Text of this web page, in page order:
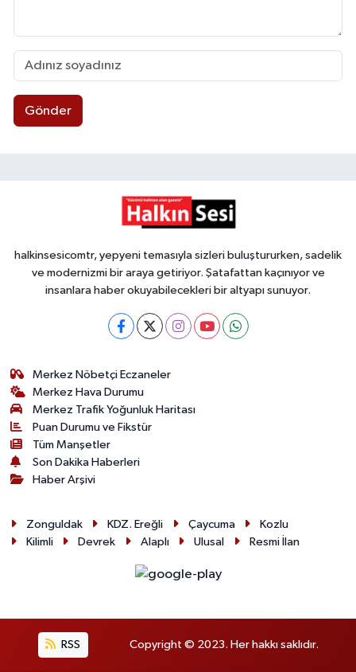
Gönder
halkinsesicomtr, yepyeni temasıyla sizleri buluştururken, sadelik
ve modernizmi bir araya getiriyor. Şatafattan kaçınıyor ve
insanlara haber okuyabilecekleri bir altyapı sunuyor.
Merkez Nöbetçi Eczaneler
Merkez Hava Durumu
Merkez Trafik Yoğunluk Haritası
Puan Durumu ve Fikstür
Tüm Manşetler
Son Dakika Haberleri
Haber Arşivi
Zonguldak KDZ. Ereğli Çaycuma
Kozlu
Kilimli
Devrek Alaplı Ulusal Resmi İlan
RSS Copyright © 2023. Her hakkı saklıdır.